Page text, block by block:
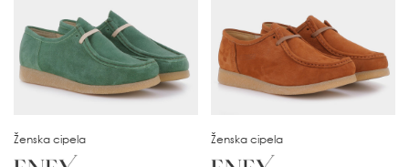
Ženska cipela Ženska cipela